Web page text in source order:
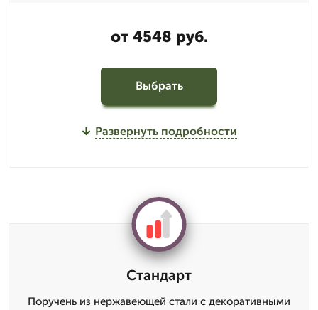
от 4548 руб.
Выбрать
Развернуть подробности
Стандарт
Поручень из нержавеющей стали с декоративными